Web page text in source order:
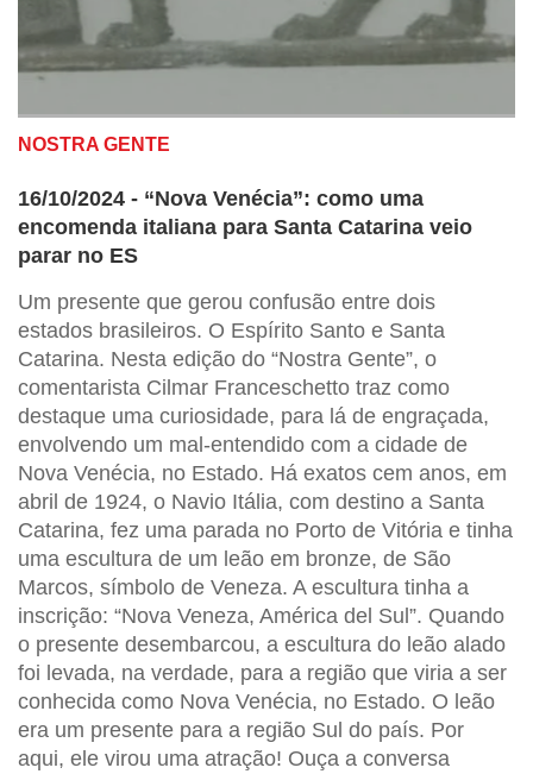
NOSTRA GENTE
16/10/2024 - “Nova Venécia”: como uma
encomenda italiana para Santa Catarina veio
parar no ES
Um presente que gerou confusão entre dois
estados brasileiros. O Espírito Santo e Santa
Catarina. Nesta edição do “Nostra Gente”, o
comentarista Cilmar Franceschetto traz como
destaque uma curiosidade, para lá de engraçada,
envolvendo um mal-entendido com a cidade de
Nova Venécia, no Estado. Há exatos cem anos, em
abril de 1924, o Navio Itália, com destino a Santa
Catarina, fez uma parada no Porto de Vitória e tinha
uma escultura de um leão em bronze, de São
Marcos, símbolo de Veneza. A escultura tinha a
inscrição: “Nova Veneza, América del Sul”. Quando
o presente desembarcou, a escultura do leão alado
foi levada, na verdade, para a região que viria a ser
conhecida como Nova Venécia, no Estado. O leão
era um presente para a região Sul do país. Por
aqui, ele virou uma atração! Ouça a conversa